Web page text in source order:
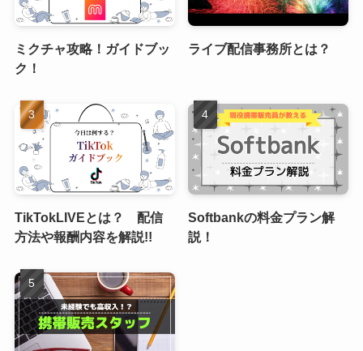
ミクチャ攻略！ガイドブッ
ク！
ライブ配信事務所とは？
TikTokLIVEとは？ 配信
方法や報酬内容を解説!!
Softbankの料金プラン解
説！